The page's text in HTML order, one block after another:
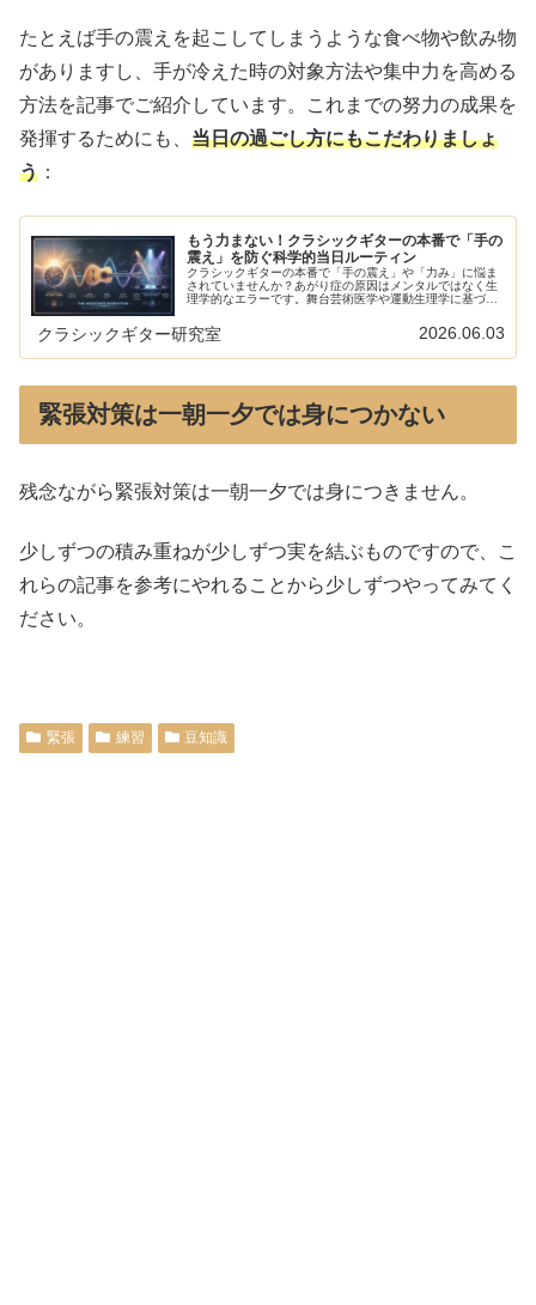
たとえば手の震えを起こしてしまうような食べ物や飲み物
がありますし、手が冷えた時の対象方法や集中力を高める
方法を記事でご紹介しています。これまでの努力の成果を
発揮するためにも、 当日の過ごし方にもこだわりましょ
う ：
もう力まない！クラシックギターの本番で「手の
震え」を防ぐ科学的当日ルーティン
クラシックギターの本番で「手の震え」や「力み」に悩ま
されていませんか？あがり症の原因はメンタルではなく生
理学的なエラーです。舞台芸術医学や運動生理学に基づ
実力を120%発揮するための科学的ルーティンを解説しま
す。
クラシックギター研究室 2026.06.03
緊張対策は一朝一夕では身につかない
残念ながら緊張対策は一朝一夕では身につきません。
少しずつの積み重ねが少しずつ実を結ぶものですので、こ
れらの記事を参考にやれることから少しずつやってみてく
ださい。
緊張 練習 豆知識